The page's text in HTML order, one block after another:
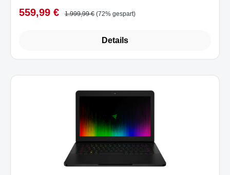
Verkaufspreis:
559,99 € Regulärer Preis:
1.999,99 € (72% gespart)
Details